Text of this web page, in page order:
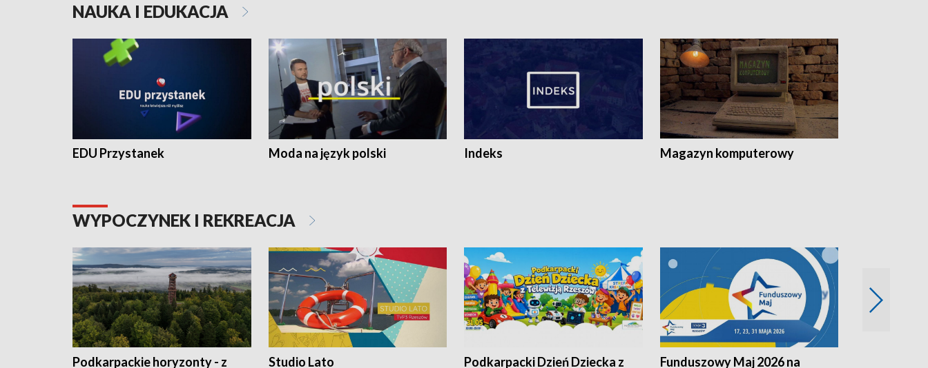
NAUKA I EDUKACJA
EDU Przystanek Moda na język polski Indeks Magazyn komputerowy
WYPOCZYNEK I REKREACJA
Podkarpackie horyzonty - z Studio Lato Podkarpacki Dzień Dziecka z Funduszowy Maj 2026 na